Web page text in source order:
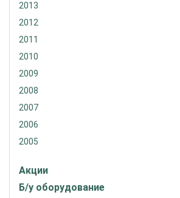
2013
2012
2011
2010
2009
2008
2007
2006
2005
Акции
Б/у оборудование